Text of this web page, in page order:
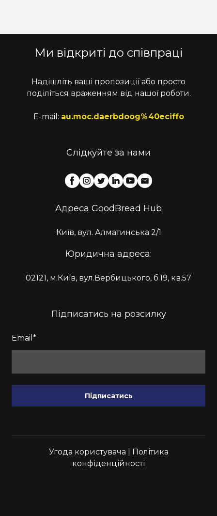
Ми відкриті до співпраці
Надішліть ваші пропозиції або просто
поділіться враженням від нашої роботи.
E-mail: au.moc.daerbdoog%40eciffo
Слідкуйте за нами
Адреса GoodBread Hub
Київ, вул. Алматинська 2/1
Юридична адреса:
02121, м.Київ, вул.Вербицького, б.19, кв.57
Підписатись на розсилку
Email *
Підписатись
Угода користувача
Політика
конфіденційності